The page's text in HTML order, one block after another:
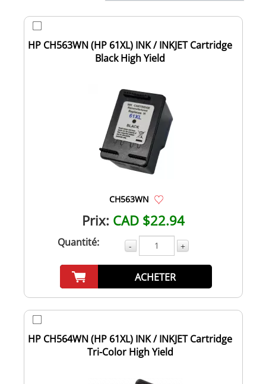
HP CH563WN (HP 61XL) INK / INKJET Cartridge
Black High Yield
CH563WN
Prix: CAD $22.94
Quantité: - +
ACHETER
HP CH564WN (HP 61XL) INK / INKJET Cartridge
Tri-Color High Yield